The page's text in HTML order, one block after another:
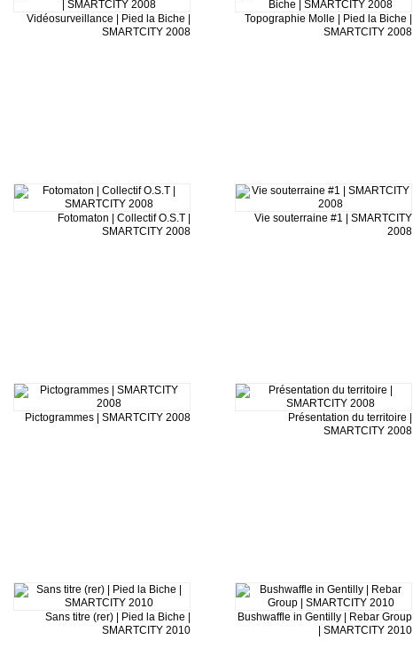
Vidéosurveillance | Pied la Biche |
SMARTCITY 2008
Topographie Molle | Pied la Biche |
SMARTCITY 2008
Fotomaton | Collectif O.S.T |
SMARTCITY 2008
Vie souterraine #1 | SMARTCITY
2008
Pictogrammes | SMARTCITY 2008
Présentation du territoire |
SMARTCITY 2008
Sans titre (rer) | Pied la Biche |
SMARTCITY 2010
Bushwaffle in Gentilly | Rebar Group
| SMARTCITY 2010